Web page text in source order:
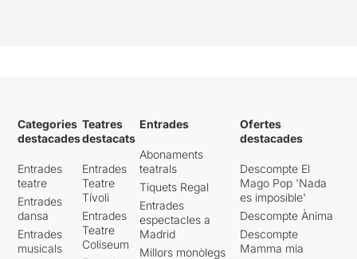
Categories
destacades
Entrades
teatre
Entrades
dansa
Entrades
musicals
Teatres
destacats
Entrades
Teatre
Tívoli
Entrades
Teatre
Coliseum
Entrades
Abonaments
teatrals
Tiquets Regal
Entrades
espectacles a
Madrid
Millors monòlegs
Ofertes
destacades
Descompte El
Mago Pop 'Nada
es imposible'
Descompte Ànima
Descompte
Mamma mia